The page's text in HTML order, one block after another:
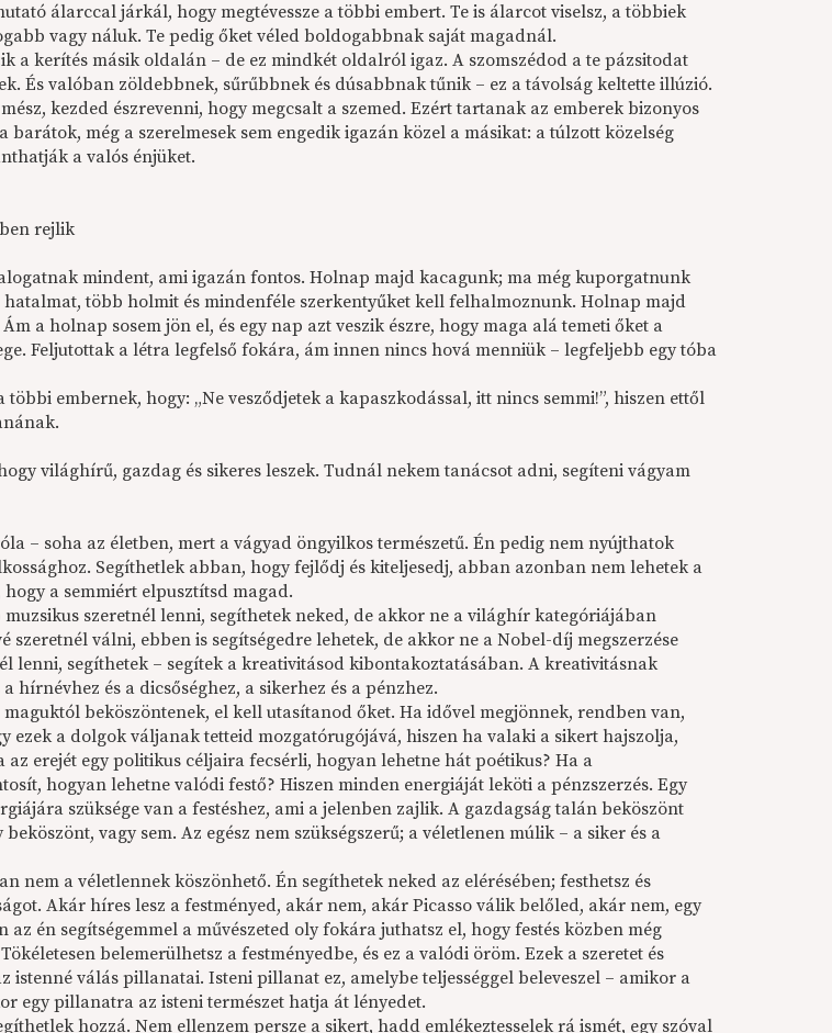
álarccal járkál, hogy megtévessze a többi embert. Te is álarcot viselsz, a többiek
vagy náluk. Te pedig őket véled boldogabbnak saját magadnál.
a kerítés másik oldalán – de ez mindkét oldalról igaz. A szomszédod a te pázsitodat
És valóban zöldebbnek, sűrűbbnek és dúsabbnak tűnik – ez a távolság keltette illúzió.
kezded észrevenni, hogy megcsalt a szemed. Ezért tartanak az emberek bizonyos
barátok, még a szerelmesek sem engedik igazán közel a másikat: a túlzott közelség
a valós énjüket.
rejlik
mindent, ami igazán fontos. Holnap majd kacagunk; ma még kuporgatnunk
több holmit és mindenféle szerkentyűket kell felhalmoznunk. Holnap majd
a holnap sosem jön el, és egy nap azt veszik észre, hogy maga alá temeti őket a
Feljutottak a létra legfelső fokára, ám innen nincs hová menniük – legfeljebb egy tóba
embernek, hogy: „Ne vesződjetek a kapaszkodással, itt nincs semmi!”, hiszen ettől
világhírű, gazdag és sikeres leszek. Tudnál nekem tanácsot adni, segíteni vágyam
– soha az életben, mert a vágyad öngyilkos természetű. Én pedig nem nyújthatok
Segíthetlek abban, hogy fejlődj és kiteljesedj, abban azonban nem lehetek a
a semmiért elpusztítsd magad.
muzsikus szeretnél lenni, segíthetek neked, de akkor ne a világhír kategóriájában
szeretnél válni, ebben is segítségedre lehetek, de akkor ne a Nobel-díj megszerzése
lenni, segíthetek – segítek a kreativitásod kibontakoztatásában. A kreativitásnak
hírnévhez és a dicsőséghez, a sikerhez és a pénzhez.
beköszöntenek, el kell utasítanod őket. Ha idővel megjönnek, rendben van,
ezek a dolgok váljanak tetteid mozgatórugójává, hiszen ha valaki a sikert hajszolja,
az erejét egy politikus céljaira fecsérli, hogyan lehetne hát poétikus? Ha a
hogyan lehetne valódi festő? Hiszen minden energiáját leköti a pénzszerzés. Egy
szüksége van a festéshez, ami a jelenben zajlik. A gazdagság talán beköszönt
vagy sem. Az egész nem szükségszerű; a véletlenen múlik – a siker és a
nem a véletlennek köszönhető. Én segíthetek neked az elérésében; festhetsz és
Akár híres lesz a festményed, akár nem, akár Picasso válik belőled, akár nem, egy
az én segítségemmel a művészeted oly fokára juthatsz el, hogy festés közben még
belemerülhetsz a festményedbe, és ez a valódi öröm. Ezek a szeretet és
istenné válás pillanatai. Isteni pillanat ez, amelybe teljességgel beleveszel – amikor a
egy pillanatra az isteni természet hatja át lényedet.
hozzá. Nem ellenzem persze a sikert, hadd emlékeztesselek rá ismét, egy szóval